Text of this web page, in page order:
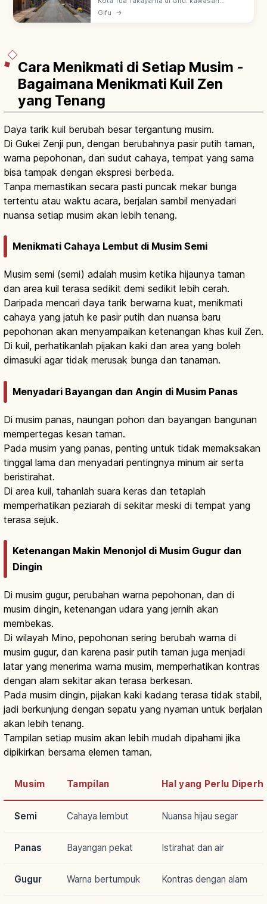
pelestarian bangunan tradisional zaman
Gifu →
Cara Menikmati di Setiap Musim -
Bagaimana Menikmati Kuil Zen
yang Tenang
Daya tarik kuil berubah besar tergantung musim.
Di Gukei Zenji pun, dengan berubahnya pasir putih taman,
warna pepohonan, dan sudut cahaya, tempat yang sama
bisa tampak dengan ekspresi berbeda.
Tanpa memastikan secara pasti puncak mekar bunga
tertentu atau waktu acara, berjalan sambil menyadari
nuansa setiap musim akan lebih tenang.
Menikmati Cahaya Lembut di Musim Semi
Musim semi (semi) adalah musim ketika hijaunya taman
dan area kuil terasa sedikit demi sedikit lebih cerah.
Daripada mencari daya tarik berwarna kuat, menikmati
cahaya yang jatuh ke pasir putih dan nuansa baru
pepohonan akan menyampaikan ketenangan khas kuil Zen.
Di kuil, perhatikanlah pijakan kaki dan area yang boleh
dimasuki agar tidak merusak bunga dan tanaman.
Menyadari Bayangan dan Angin di Musim Panas
Di musim panas, naungan pohon dan bayangan bangunan
mempertegas kesan taman.
Pada musim yang panas, penting untuk tidak memaksakan
tinggal lama dan menyadari pentingnya minum air serta
beristirahat.
Di area kuil, tahanlah suara keras dan tetaplah
memperhatikan peziarah di sekitar meski di tempat yang
terasa sejuk.
Ketenangan Makin Menonjol di Musim Gugur dan
Dingin
Di musim gugur, perubahan warna pepohonan, dan di
musim dingin, ketenangan udara yang jernih akan
membekas.
Di wilayah Mino, pepohonan sering berubah warna di
musim gugur, dan karena pasir putih taman juga menjadi
latar yang menerima warna musim, memperhatikan kontras
dengan alam sekitar akan terasa berkesan.
Pada musim dingin, pijakan kaki kadang terasa tidak stabil,
jadi berkunjung dengan sepatu yang nyaman untuk berjalan
akan lebih tenang.
Tampilan setiap musim akan lebih mudah dipahami jika
dipikirkan bersama elemen taman.
Musim Tampilan Hal yang Perlu
Semi Cahaya lembut Nuansa hijau segar
Panas Bayangan pekat Istirahat dan air
Gugur Warna bertumpuk Kontras dengan alam